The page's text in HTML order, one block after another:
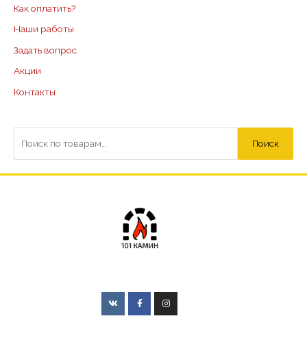
Как оплатить?
Наши работы
Задать вопрос
Акции
Контакты
Поиск